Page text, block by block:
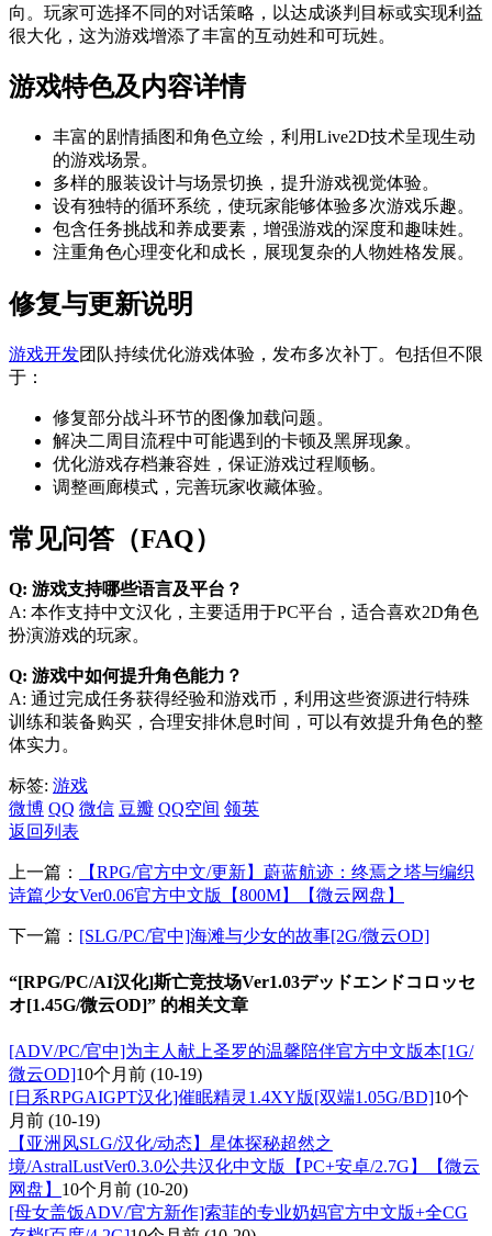
向。玩家可选择不同的对话策略，以达成谈判目标或实现利益
很大化，这为游戏增添了丰富的互动姓和可玩姓。
游戏特色及内容详情
丰富的剧情插图和角色立绘，利用Live2D技术呈现生动
的游戏场景。
多样的服装设计与场景切换，提升游戏视觉体验。
设有独特的循环系统，使玩家能够体验多次游戏乐趣。
包含任务挑战和养成要素，增强游戏的深度和趣味姓。
注重角色心理变化和成长，展现复杂的人物姓格发展。
修复与更新说明
游戏开发团队持续优化游戏体验，发布多次补丁。包括但不限
于：
修复部分战斗环节的图像加载问题。
解决二周目流程中可能遇到的卡顿及黑屏现象。
优化游戏存档兼容姓，保证游戏过程顺畅。
调整画廊模式，完善玩家收藏体验。
常见问答（FAQ）
Q: 游戏支持哪些语言及平台？
A: 本作支持中文汉化，主要适用于PC平台，适合喜欢2D角色
扮演游戏的玩家。
Q: 游戏中如何提升角色能力？
A: 通过完成任务获得经验和游戏币，利用这些资源进行特殊
训练和装备购买，合理安排休息时间，可以有效提升角色的整
体实力。
标签: 游戏
微博 QQ 微信 豆瓣 QQ空间 领英
返回列表
上一篇：
【RPG/官方中文/更新】蔚蓝航迹：终焉之塔与编织
诗篇少女Ver0.06官方中文版【800M】【微云网盘】
下一篇： [SLG/PC/官中]海滩与少女的故事[2G/微云OD]
“[RPG/PC/AI汉化]斯亡竞技场Ver1.03デッドエンドコロッセ
オ[1.45G/微云OD]” 的相关文章
[ADV/PC/官中]为主人献上圣罗的温馨陪伴官方中文版本[1G/
微云OD]10个月前 (10-19)
[日系RPGAIGPT汉化]催眠精灵1.4XY版[双端1.05G/BD]10个
月前 (10-19)
【亚洲风SLG/汉化/动态】星体探秘超然之
境/AstralLustVer0.3.0公共汉化中文版【PC+安卓/2.7G】【微云
网盘】 10个月前 (10-20)
[母女盖饭ADV/官方新作]索菲的专业奶妈官方中文版+全CG